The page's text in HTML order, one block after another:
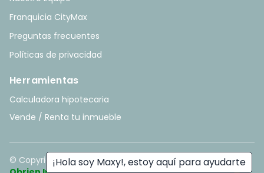
¡Hola soy Maxy!, estoy aquí para ayudarte
Franquicia CityMax
Preguntas frecuentes
Políticas de privacidad
Herramientas
Calculadora hipotecaria
Vende / Renta tu inmueble
© Copyright2026. All rights reserved. - Hecho con ❤️ por